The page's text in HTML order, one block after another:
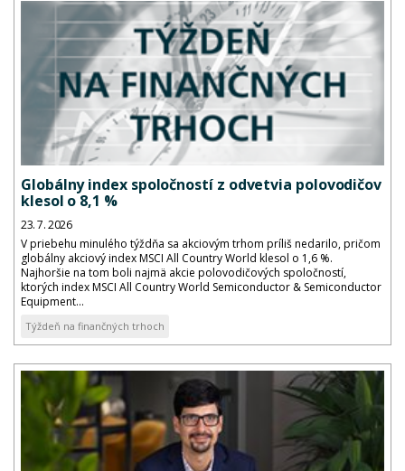
Globálny index spoločností z odvetvia polovodičov
klesol o 8,1 %
23. 7. 2026
V priebehu minulého týždňa sa akciovým trhom príliš nedarilo, pričom
globálny akciový index MSCI All Country World klesol o 1,6 %.
Najhoršie na tom boli najmä akcie polovodičových spoločností,
ktorých index MSCI All Country World Semiconductor & Semiconductor
Equipment...
Týždeň na finančných trhoch